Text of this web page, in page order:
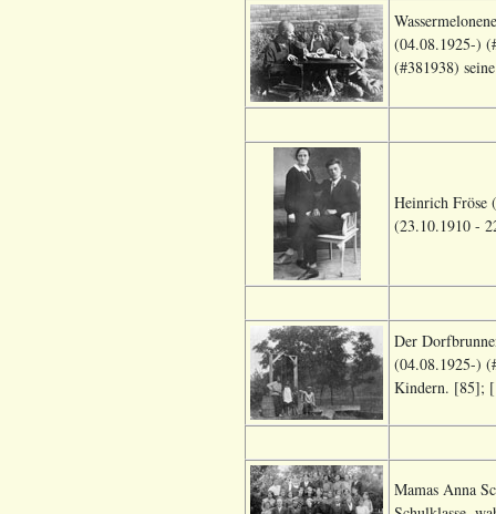
(04.08.1925-)
(#381938)
Heinrich Fröse
(23.10.1910 -
Der
(04.08.1925-)
Kindern. [85];
Mamas Anna